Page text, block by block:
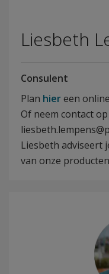
Liesbeth
Consulent
Plan hiereen
Of neem contact op
Liesbeth adviseert
van onze